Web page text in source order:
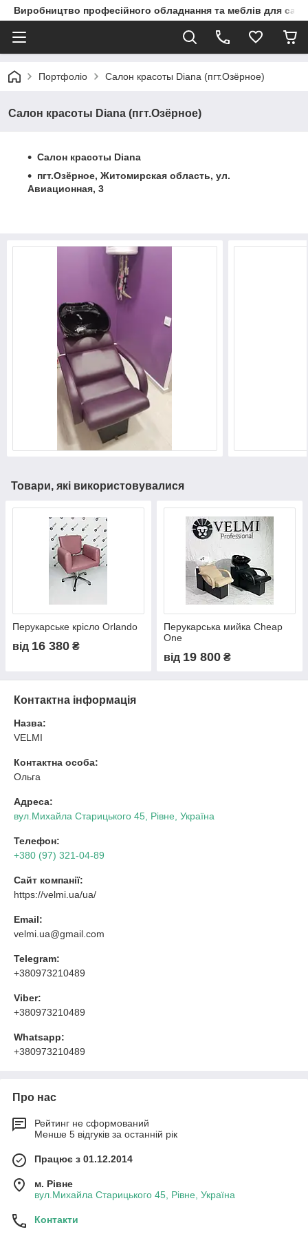
Виробництво професійного обладнання та меблів для
Портфоліо Салон красоты Diana (пгт.Озёрное)
Салон красоты Diana (пгт.Озёрное)
Салон красоты Diana
пгт.Озёрное, Житомирская область, ул.
Авиационная, 3
Товари, які використовувалися
Перукарське крісло Orlando
від 16 380 ₴
Перукарська мийка Cheap
One
від 19 800 ₴
Контактна інформація
Назва:
VELMI
Контактна особа:
Ольга
Адреса:
вул.Михайла Старицького 45, Рівне, Україна
Телефон:
+380 (97) 321-04-89
Сайт компанії:
https://velmi.ua/ua/
Email:
velmi.ua@gmail.com
Telegram:
+380973210489
Viber:
+380973210489
Whatsapp:
+380973210489
Про нас
Рейтинг не сформований
Менше 5 відгуків за останній рік
Працює з 01.12.2014
м. Рівне
вул.Михайла Старицького 45, Рівне, Україна
Контакти